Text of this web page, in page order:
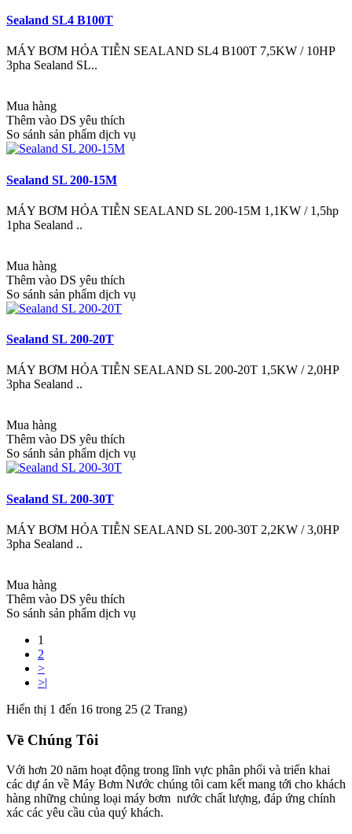
Sealand SL4 B100T
MÁY BƠM HỎA TIỄN SEALAND SL4 B100T 7,5KW / 10HP
3pha Sealand SL..
Mua hàng
Thêm vào DS yêu thích
So sánh sản phẩm dịch vụ
Sealand SL 200-15M
MÁY BƠM HỎA TIỄN SEALAND SL 200-15M 1,1KW / 1,5hp
1pha Sealand ..
Mua hàng
Thêm vào DS yêu thích
So sánh sản phẩm dịch vụ
Sealand SL 200-20T
MÁY BƠM HỎA TIỄN SEALAND SL 200-20T 1,5KW / 2,0HP
3pha Sealand ..
Mua hàng
Thêm vào DS yêu thích
So sánh sản phẩm dịch vụ
Sealand SL 200-30T
MÁY BƠM HỎA TIỄN SEALAND SL 200-30T 2,2KW / 3,0HP
3pha Sealand ..
Mua hàng
Thêm vào DS yêu thích
So sánh sản phẩm dịch vụ
1
2
>
>|
Hiển thị 1 đến 16 trong 25 (2 Trang)
Về Chúng Tôi
Với hơn 20 năm hoạt động trong lĩnh vực phân phối và triển khai
các dự án về Máy Bơm Nước chúng tôi cam kết mang tới cho khách
hàng những chủng loại máy bơm nước chất lượng, đáp ứng chính
xác các yêu cầu của quý khách.